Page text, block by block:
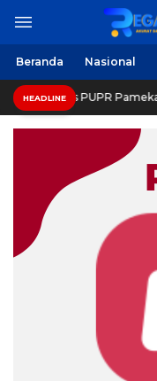
Beranda Nasional
HEADLINE
PUPR Pamekasan